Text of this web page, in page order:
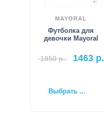
MAYORAL
Футболка для
девочки Mayoral
1950р. 1463 р.
Выбрать ...